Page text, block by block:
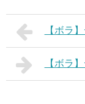
【ボラ
【ボラ